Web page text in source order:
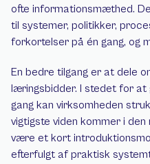
ofte informationsmæthed.
til systemer, politikker,
forkortelser på én gang, og
En bedre tilgang er at dele
læringsbidder. I stedet for at
gang kan virksomheden
vigtigste viden kommer i
være et kort
efterfulgt af praktisk